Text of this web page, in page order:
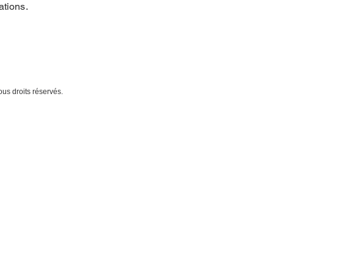
droits réservés.